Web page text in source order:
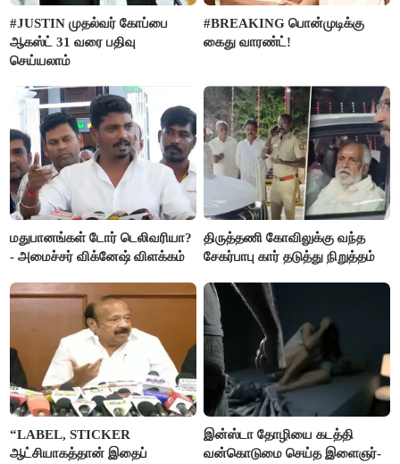
#JUSTIN முதல்வர் கோப்பை
ஆகஸ்ட் 31 வரை பதிவு
செய்யலாம்
#BREAKING பொன்முடிக்கு
கைது வாரண்ட்!
மதுபானங்கள் டோர் டெலிவரியா?
- அமைச்சர் விக்னேஷ் விளக்கம்
திருத்தணி கோவிலுக்கு வந்த
சேகர்பாபு கார் தடுத்து நிறுத்தம்
“LABEL, STICKER
ஆட்சியாகத்தான் இதைப்
இன்ஸ்டா தோழியை கடத்தி
வன்கொடுமை செய்த இளைஞர்-